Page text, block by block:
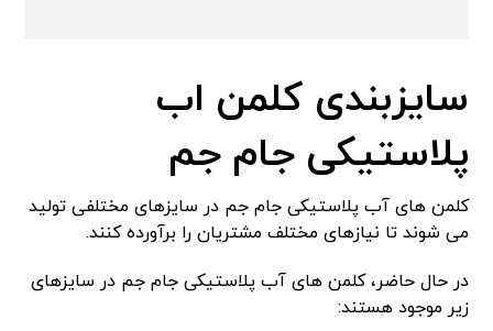
سایزبندی کلمن اب
پلاستیکی جام جم
کلمن‌ های آب پلاستیکی جام جم در سایزهای مختلفی تولید
می‌ شوند تا نیازهای مختلف مشتریان را برآورده کنند.
در حال حاضر، کلمن‌ های آب پلاستیکی جام جم در سایزهای
زیر موجود هستند: